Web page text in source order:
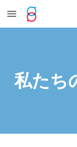
Skip to main content
私たち